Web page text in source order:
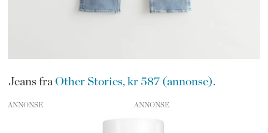
Jeans fra Other Stories, kr 587 (annonse).
ANNONSE